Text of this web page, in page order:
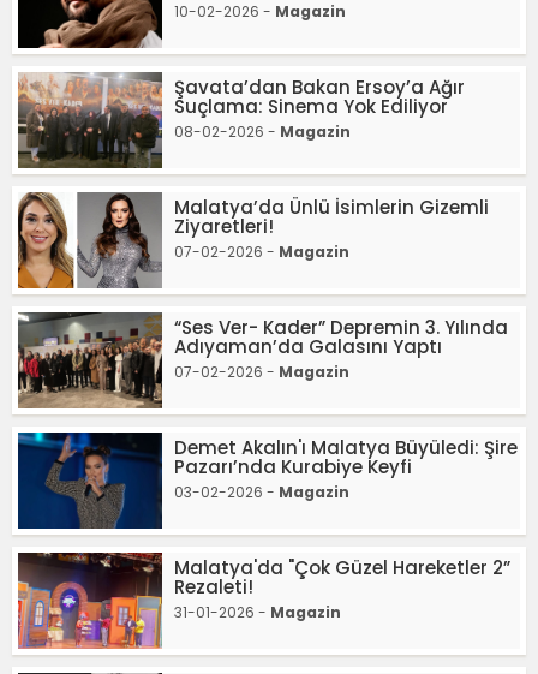
10-02-2026 - Magazin
Şavata’dan Bakan Ersoy’a Ağır
Suçlama: Sinema Yok Ediliyor
08-02-2026 - Magazin
Malatya’da Ünlü İsimlerin Gizemli
Ziyaretleri!
07-02-2026 - Magazin
“Ses Ver- Kader” Depremin 3. Yılında
Adıyaman’da Galasını Yaptı
07-02-2026 - Magazin
Demet Akalın'ı Malatya Büyüledi: Şire
Pazarı’nda Kurabiye Keyfi
03-02-2026 - Magazin
Malatya'da "Çok Güzel Hareketler 2”
Rezaleti!
31-01-2026 - Magazin